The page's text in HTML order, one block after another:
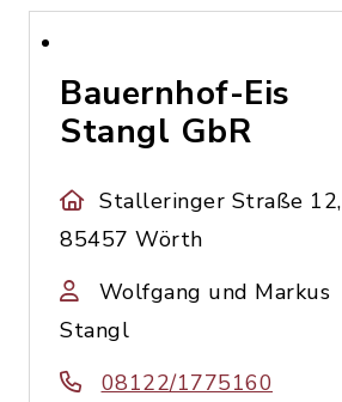
Bauernhof-Eis
Stangl GbR
Stalleringer Straße 12,
85457 Wörth
Wolfgang und Markus
Stangl
08122/1775160